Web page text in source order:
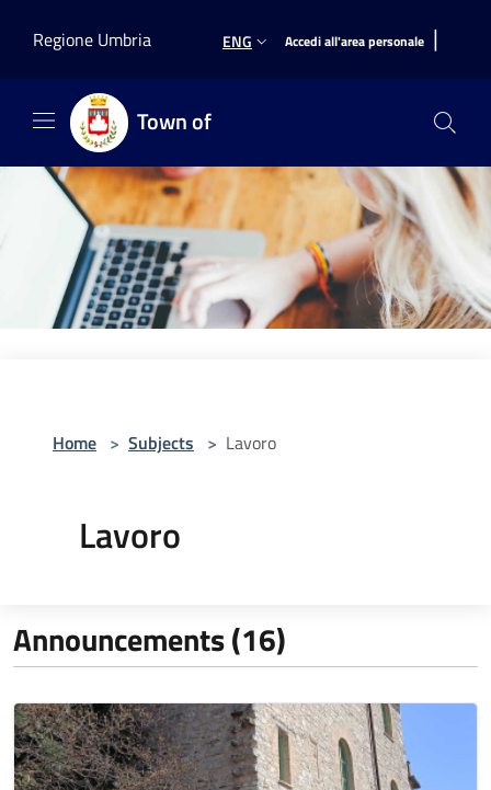
Regione Umbria
ENG Accedi all'area personale |
Town of
Home > Subjects > Lavoro
Lavoro
Announcements (16)